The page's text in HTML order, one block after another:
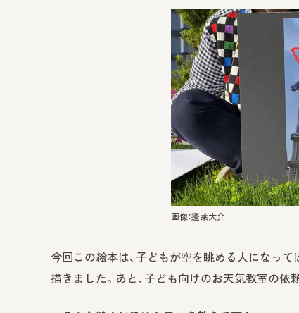
画像：蓬莱大介
今回この絵本は、子どもが空を眺める人になっ
描きました。あと、子ども向けのお天気教室の依